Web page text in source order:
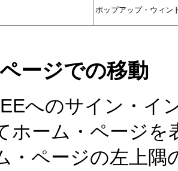
ポップアップ・ウィン
ージでの移動
へのサイン・イ
ホーム・ページ
・ページの左上隅